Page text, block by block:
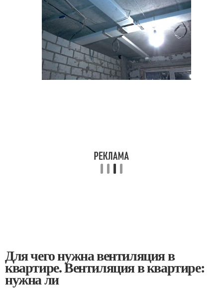
Для чего нужна вентиляция в
квартире. Вентиляция в квартире:
нужна ли